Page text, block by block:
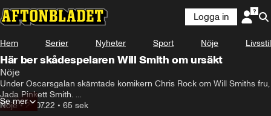
Logga in
Hem Serier Nyheter Sport Nöje Livsstil
Här ber skådespelaren Will Smith om ursäkt
Nöje
Under Oscarsgalan skämtade komikern Chris Rock om Will Smiths fru,
Jada Pinkett Smith.
Will Smith klev då upp på scenen och gav Chris en örfil.
Nöje•29.07.22 • 65 sek
Se mer